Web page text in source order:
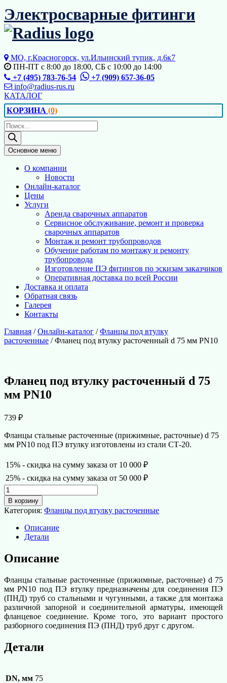
Перейти
к
содержимому
Электросварные фитинги
МО, г.Красногорск, ул.Ильинский тупик, д.6к7
ПН-ПТ с 8:00 до 18:00, СБ с 10:00 до 14:00
+7 (495) 783-76-54
+7 (909) 657-36-05
info@radius-rus.ru
КАТАЛОГ
КОРЗИНА (0)
Поиск
товаров
Основное меню
О компании
Новости
Онлайн-каталог
Цены
Услуги
Аренда сварочных аппаратов
Сервисное обслуживание, ремонт и проверка
сварочных аппаратов
Монтаж и ремонт трубопроводов
Обучение работам по монтажу и ремонту
трубопровода
Изготовление ПЭ фитингов по эскизам заказчиков
Оперативная доставка по всей России
Доставка и оплата
Обратная связь
Галерея
Контакты
Главная /Онлайн-каталог /Фланцы под втулку
расточенные / Фланец под втулку расточенный d 75 мм PN10
Фланец под втулку расточенный d 75
мм PN10
739 ₽
Фланцы стальные расточенные (прижимные, расточные) d 75
мм PN10 под ПЭ втулку изготовлены из стали СТ-20.
15% - скидка на сумму заказа от 10 000 ₽
25% - скидка на сумму заказа от 50 000 ₽
Количество
товара
Фланец
под
втулку
расточенный
75
мм
В корзину
Категория: Фланцы под втулку расточенные
Описание
Детали
Описание
Фланцы стальные расточенные (прижимные, расточные) d 75
мм PN10 под ПЭ втулку предназначены для соединения ПЭ
(ПНД) труб со стальными и чугунными, а также для монтажа
различной запорной и соединительной арматуры, имеющей
фланцевое соединение. Кроме того, это вариант простого
разборного соединения ПЭ (ПНД) труб друг с другом.
Детали
DN, мм 75